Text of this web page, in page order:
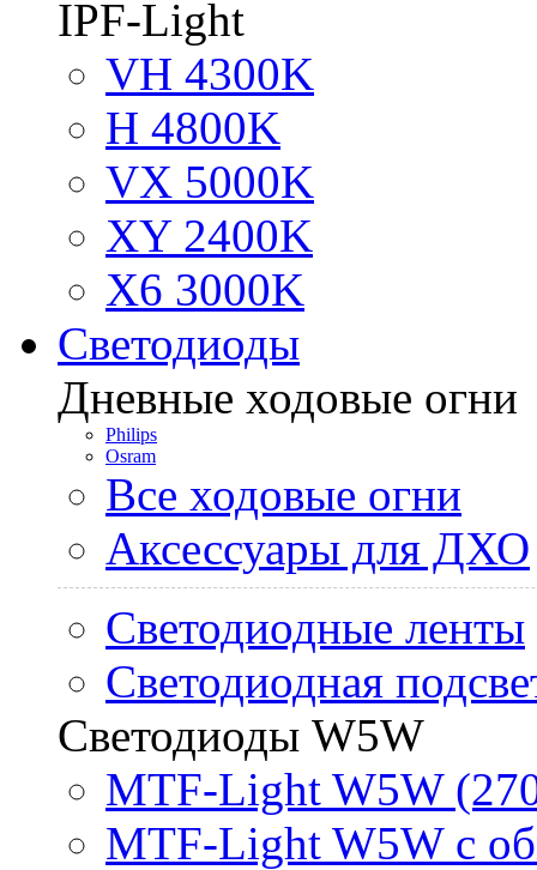
IPF-Light
VH 4300K
H 4800K
VX 5000K
XY 2400K
X6 3000K
Светодиоды
Дневные ходовые огни
Philips
Osram
Все ходовые огни
Аксессуары для ДХО
Светодиодные ленты
Светодиодная
Светодиоды W5W
MTF-Light W5W
MTF-Light W5W с